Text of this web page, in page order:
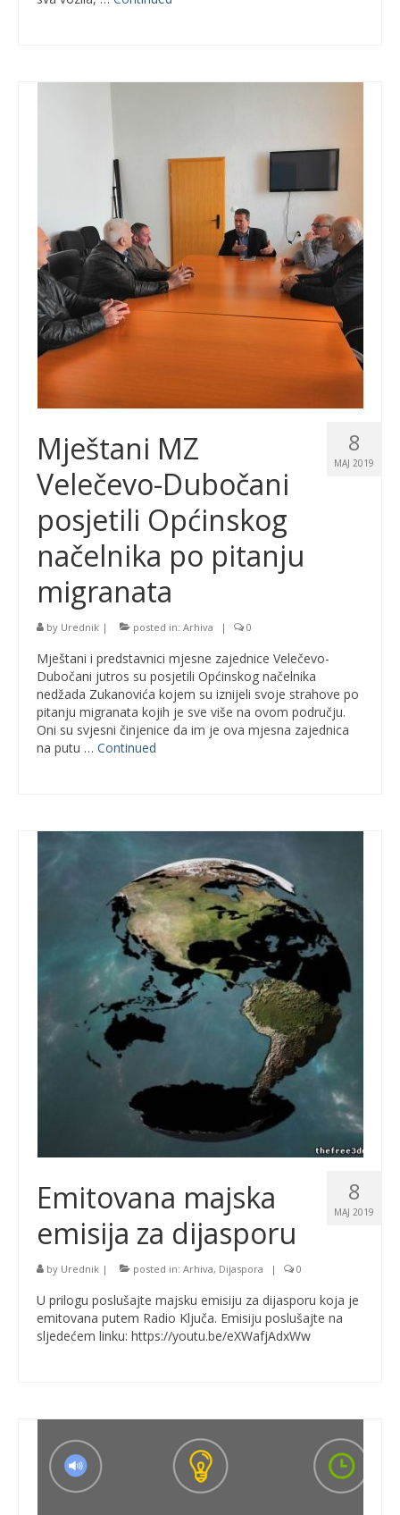
8
MAJ 2019
Mještani MZ
Velečevo-Dubočani
posjetili Općinskog
načelnika po pitanju
migranata
by Urednik | posted in: Arhiva | 0
Mještani i predstavnici mjesne zajednice Velečevo-
Dubočani jutros su posjetili Općinskog načelnika
nedžada Zukanovića kojem su iznijeli svoje strahove po
pitanju migranata kojih je sve više na ovom području.
Oni su svjesni činjenice da im je ova mjesna zajednica
na putu … Continued
8
MAJ 2019
Emitovana majska
emisija za dijasporu
by Urednik | posted in: Arhiva, Dijaspora | 0
U prilogu poslušajte majsku emisiju za dijasporu koja je
emitovana putem Radio Ključa. Emisiju poslušajte na
sljedećem linku: https://youtu.be/eXWafjAdxWw